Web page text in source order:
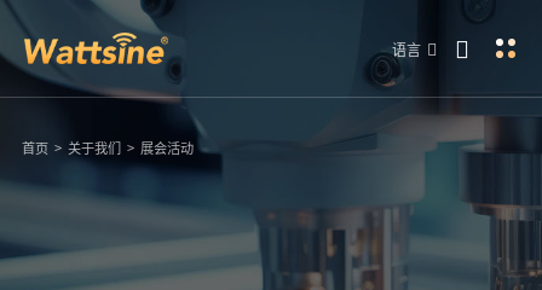
语言
首页 > 关于我们 > 展会活动